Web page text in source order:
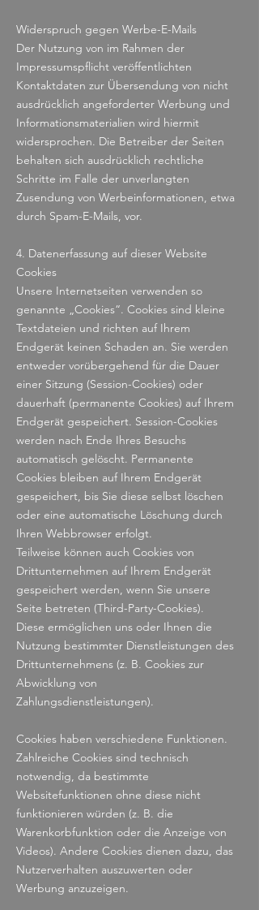
Widerspruch gegen Werbe-E-Mails
Der Nutzung von im Rahmen der
Impressumspflicht veröffentlichten
Kontaktdaten zur Übersendung von nicht
ausdrücklich angeforderter Werbung und
Informationsmaterialien wird hiermit
widersprochen. Die Betreiber der Seiten
behalten sich ausdrücklich rechtliche
Schritte im Falle der unverlangten
Zusendung von Werbeinformationen, etwa
durch Spam-E-Mails, vor.
4. Datenerfassung auf dieser Website
Cookies
Unsere Internetseiten verwenden so
genannte „Cookies“. Cookies sind kleine
Textdateien und richten auf Ihrem
Endgerät keinen Schaden an. Sie werden
entweder vorübergehend für die Dauer
einer Sitzung (Session-Cookies) oder
dauerhaft (permanente Cookies) auf Ihrem
Endgerät gespeichert. Session-Cookies
werden nach Ende Ihres Besuchs
automatisch gelöscht. Permanente
Cookies bleiben auf Ihrem Endgerät
gespeichert, bis Sie diese selbst löschen
oder eine automatische Löschung durch
Ihren Webbrowser erfolgt.
Teilweise können auch Cookies von
Drittunternehmen auf Ihrem Endgerät
gespeichert werden, wenn Sie unsere
Seite betreten (Third-Party-Cookies).
Diese ermöglichen uns oder Ihnen die
Nutzung bestimmter Dienstleistungen des
Drittunternehmens (z. B. Cookies zur
Abwicklung von
Zahlungsdienstleistungen).
Cookies haben verschiedene Funktionen.
Zahlreiche Cookies sind technisch
notwendig, da bestimmte
Websitefunktionen ohne diese nicht
funktionieren würden (z. B. die
Warenkorbfunktion oder die Anzeige von
Videos). Andere Cookies dienen dazu, das
Nutzerverhalten auszuwerten oder
Werbung anzuzeigen.